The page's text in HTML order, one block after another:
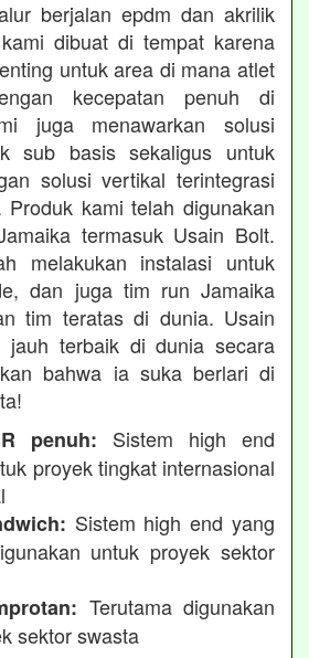
berjalan epdm dan akrilik
dibuat di tempat karena
untuk area di mana atlet
kecepatan penuh di
juga menawarkan solusi
sub basis sekaligus untuk
solusi vertikal terintegrasi
Produk kami telah digunakan
termasuk Usain Bolt.
melakukan instalasi untuk
dan juga tim run Jamaika
tim teratas di dunia. Usain
jauh terbaik di dunia secara
bahwa ia suka berlari di
penuh: Sistem high end
proyek tingkat internasional
Sistem high end yang
untuk proyek sektor
Terutama digunakan
sektor swasta